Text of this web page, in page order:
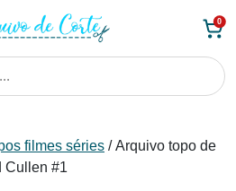
0
filmes séries / Arquivo topo de
Cullen #1